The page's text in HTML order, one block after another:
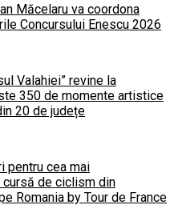
Măcelaru va coordona
Concursului Enescu 2026
Valahiei” revine la
350 de momente artistice
20 de județe
pentru cea mai
de ciclism din
Romania by Tour de France